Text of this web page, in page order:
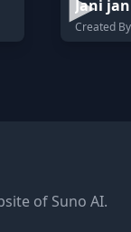
Jani
Created
of Suno AI.